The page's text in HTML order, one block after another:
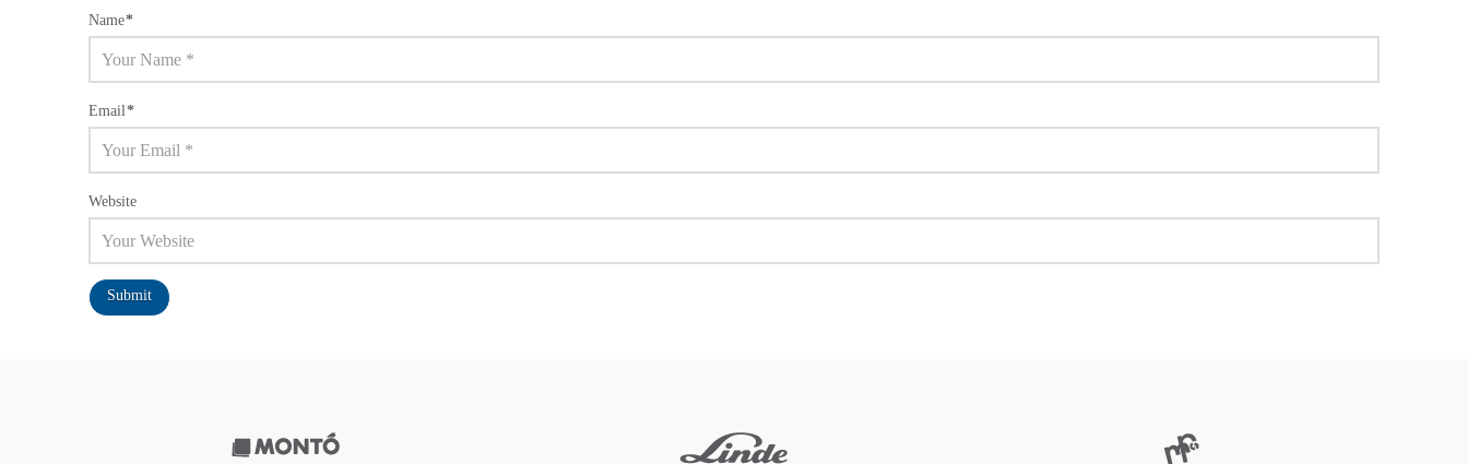
Name*
Email*
Website